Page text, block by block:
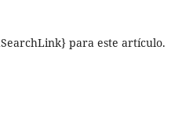
para este artículo.